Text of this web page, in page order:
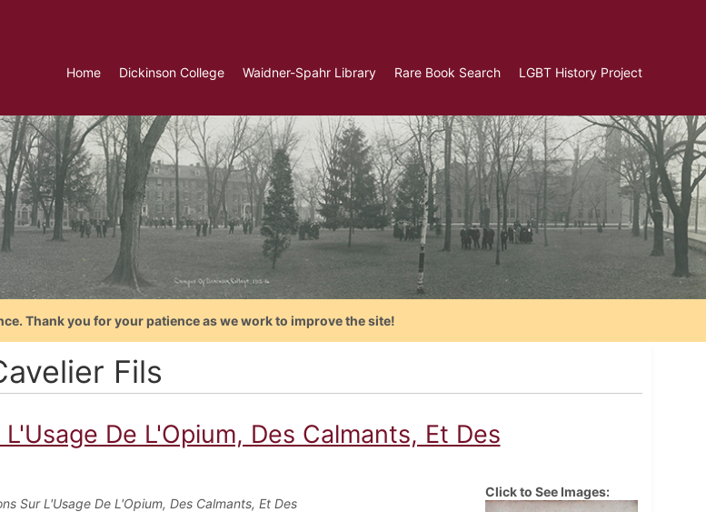
Home Dickinson College Waidner-Spahr Library Rare Book Search LGBT History Project
Thank you for your patience as we work to improve the site!
Fils
De L'Opium, Des Calmants, Et Des
Sur L'Usage De L'Opium, Des Calmants, Et Des
Click to See Images: